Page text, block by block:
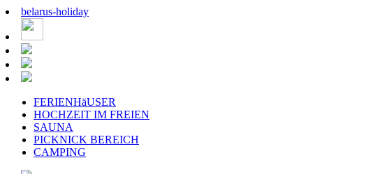
belarus-holiday
FERIENHäUSER
HOCHZEIT IM FREIEN
SAUNA
PICKNICK BEREICH
CAMPING